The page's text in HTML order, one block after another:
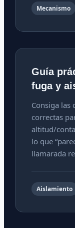
Mecanismo
Guía
fuga y
Consiga las
correctas
altitud/
lo que
llamarada
Aislamiento